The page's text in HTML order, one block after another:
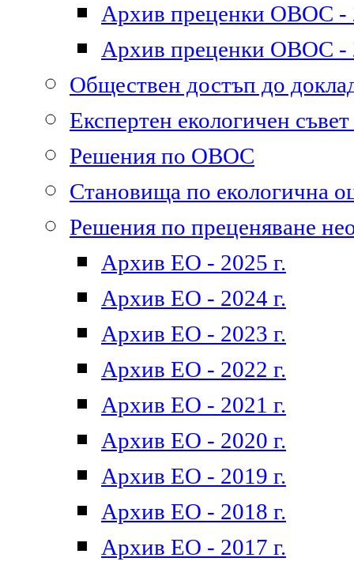
Архив преценки ОВОС -
Архив преценки ОВОС -
Обществен достъп до
Експертен екологичен
Решения по ОВОС
Становища по екологична
Решения по преценяване
Архив ЕО - 2025 г.
Архив ЕО - 2024 г.
Архив ЕО - 2023 г.
Архив ЕО - 2022 г.
Архив ЕО - 2021 г.
Архив ЕО - 2020 г.
Архив ЕО - 2019 г.
Архив ЕО - 2018 г.
Архив ЕО - 2017 г.